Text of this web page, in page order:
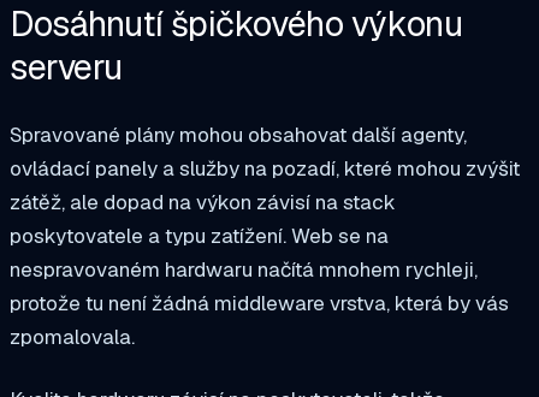
Dosáhnutí špičkového výkonu
serveru
Spravované plány mohou obsahovat další agenty,
ovládací panely a služby na pozadí, které mohou zvýšit
zátěž, ale dopad na výkon závisí na stack
poskytovatele a typu zatížení. Web se na
nespravovaném hardwaru načítá mnohem rychleji,
protože tu není žádná middleware vrstva, která by vás
zpomalovala.